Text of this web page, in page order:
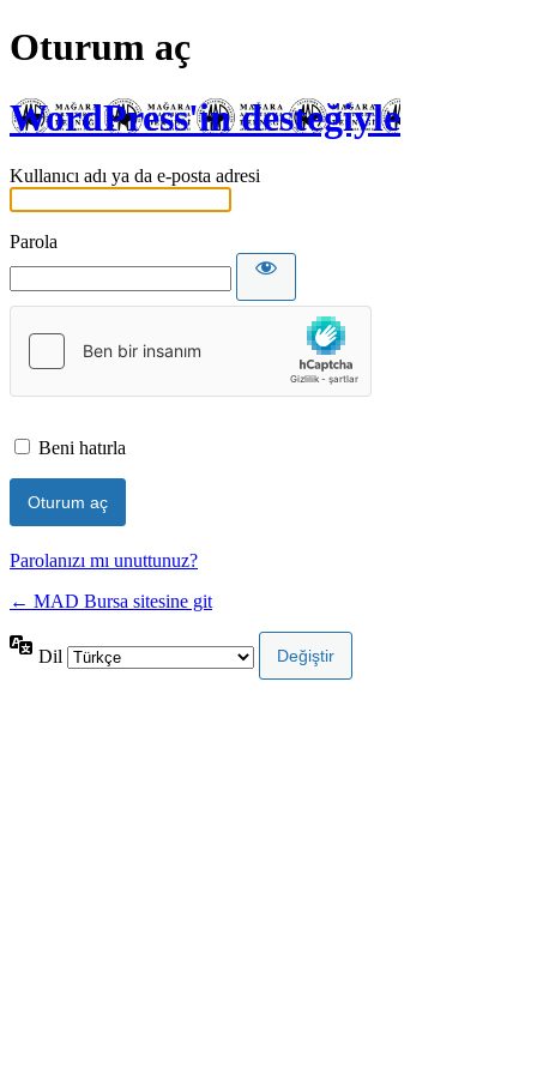
Oturum aç
WordPress'in desteğiyle
Kullanıcı adı ya da e-posta adresi
Parola
Beni hatırla
Parolanızı mı unuttunuz?
← MAD Bursa sitesine git
Dil